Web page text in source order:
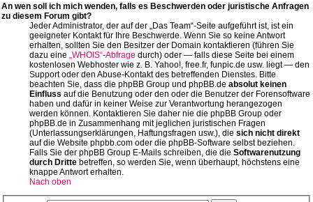
An wen soll ich mich wenden, falls es Beschwerden oder juristische Anfragen
zu diesem Forum gibt?
Jeder Administrator, der auf der „Das Team“-Seite aufgeführt ist, ist ein
geeigneter Kontakt für Ihre Beschwerde. Wenn Sie so keine Antwort
erhalten, sollten Sie den Besitzer der Domain kontaktieren (führen Sie
dazu eine „WHOIS“-Abfrage durch) oder — falls diese Seite bei einem
kostenlosen Webhoster wie z. B. Yahoo!, free.fr, funpic.de usw. liegt — den
Support oder den Abuse-Kontakt des betreffenden Dienstes. Bitte
beachten Sie, dass die phpBB Group und phpBB.de absolut keinen
Einfluss auf die Benutzung oder den oder die Benutzer der Forensoftware
haben und dafür in keiner Weise zur Verantwortung herangezogen
werden können. Kontaktieren Sie daher nie die phpBB Group oder
phpBB.de in Zusammenhang mit jeglichen juristischen Fragen
(Unterlassungserklärungen, Haftungsfragen usw.), die sich nicht direkt
auf die Website phpbb.com oder die phpBB-Software selbst beziehen.
Falls Sie der phpBB Group E-Mails schreiben, die die Softwarenutzung
durch Dritte betreffen, so werden Sie, wenn überhaupt, höchstens eine
knappe Antwort erhalten.
Nach oben